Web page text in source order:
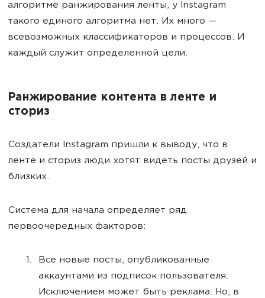
алгоритме ранжирования ленты, у Instagram
такого единого алгоритма нет. Их много —
всевозможных классификаторов и процессов. И
каждый служит определенной цели.
Ранжирование контента в ленте и
сториз
Создатели Instagram пришли к выводу, что в
ленте и сториз люди хотят видеть посты друзей и
близких.
Система для начала определяет ряд
первоочередных факторов:
Все новые посты, опубликованные
аккаунтами из подписок пользователя.
Исключением может быть реклама. Но, в